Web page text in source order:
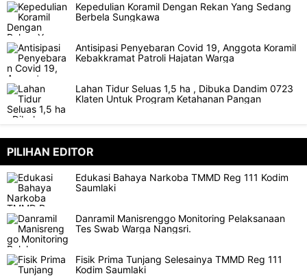
Kepedulian Koramil Dengan Rekan Yang Sedang
Berbela Sungkawa
Antisipasi Penyebaran Covid 19, Anggota Koramil
Kebakkramat Patroli Hajatan Warga
Lahan Tidur Seluas 1,5 ha , Dibuka Dandim 0723
Klaten Untuk Program Ketahanan Pangan
PILIHAN EDITOR
Edukasi Bahaya Narkoba TMMD Reg 111 Kodim
Saumlaki
Danramil Manisrenggo Monitoring Pelaksanaan
Tes Swab Warga Nangsri.
Fisik Prima Tunjang Selesainya TMMD Reg 111
Kodim Saumlaki